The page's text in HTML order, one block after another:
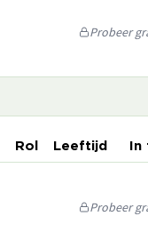
Probeer
Rol Leeftijd
Probeer